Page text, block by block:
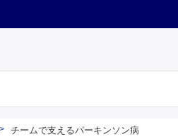
チームで支えるパーキンソン病